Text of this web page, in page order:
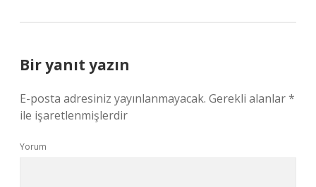
Bir yanıt yazın
E-posta adresiniz yayınlanmayacak. Gerekli alanlar*
ile işaretlenmişlerdir
Yorum